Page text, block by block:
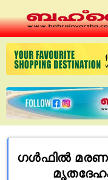
ഗൾഫിൽ
മൃതദേഹം